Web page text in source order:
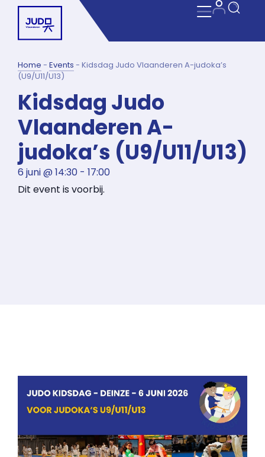
Home - Events - Kidsdag Judo Vlaanderen A-judoka’s
(U9/U11/U13)
Kidsdag Judo
Vlaanderen A-
judoka’s (U9/U11/U13)
6 juni@ 14:30 - 17:00
Dit event is voorbij.